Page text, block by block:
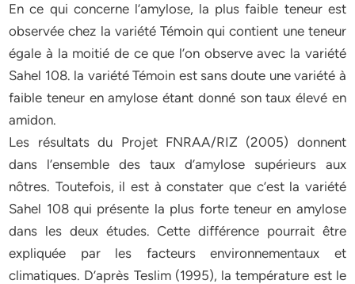
En ce qui concerne l’amylose, la plus faible teneur est
observée chez la variété Témoin qui contient une teneur
égale à la moitié de ce que l’on observe avec la variété
Sahel 108. la variété Témoin est sans doute une variété à
faible teneur en amylose étant donné son taux élevé en
amidon.
Les résultats du Projet FNRAA/RIZ (2005) donnent
dans l’ensemble des taux d’amylose supérieurs aux
nôtres. Toutefois, il est à constater que c’est la variété
Sahel 108 qui présente la plus forte teneur en amylose
dans les deux études. Cette différence pourrait être
expliquée par les facteurs environnementaux et
climatiques. D’après Teslim (1995), la température est le